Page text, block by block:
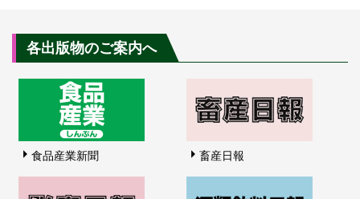
各出版物のご案内へ
食品産業新聞 畜産日報